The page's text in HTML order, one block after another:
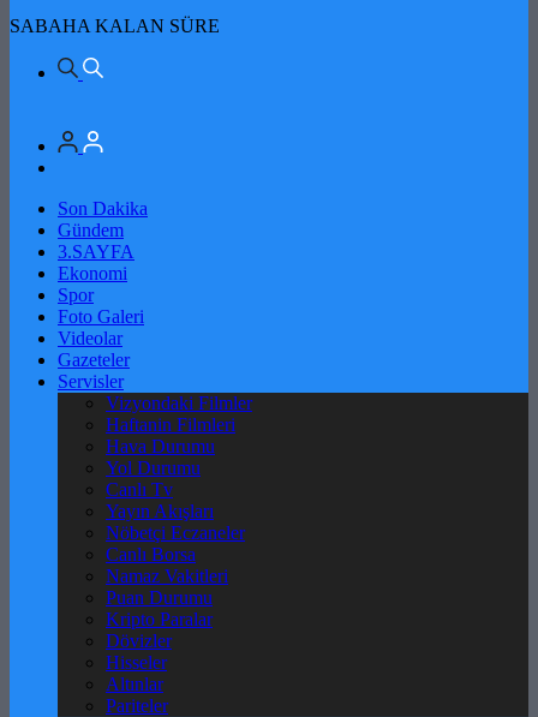
SABAHA KALAN SÜRE
Son Dakika
Gündem
3.SAYFA
Ekonomi
Spor
Foto Galeri
Videolar
Gazeteler
Servisler
Vizyondaki Filmler
Haftanin Filmleri
Hava Durumu
Yol Durumu
Canlı Tv
Yayın Akışları
Nöbetçi Eczaneler
Canlı Borsa
Namaz Vakitleri
Puan Durumu
Kripto Paralar
Dövizler
Hisseler
Altınlar
Pariteler